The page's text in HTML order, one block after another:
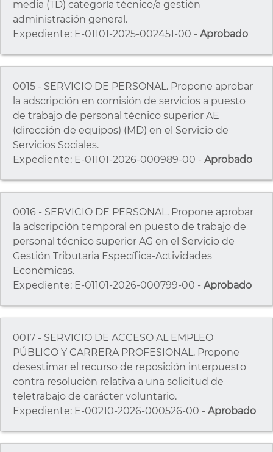
media (TD) categoría técnico/a gestión
administración general.
Expediente: E-01101-2025-002451-00 - Aprobado
0015 - SERVICIO DE PERSONAL. Propone aprobar
la adscripción en comisión de servicios a puesto
de trabajo de personal técnico superior AE
(dirección de equipos) (MD) en el Servicio de
Servicios Sociales.
Expediente: E-01101-2026-000989-00 - Aprobado
0016 - SERVICIO DE PERSONAL. Propone aprobar
la adscripción temporal en puesto de trabajo de
personal técnico superior AG en el Servicio de
Gestión Tributaria Específica-Actividades
Económicas.
Expediente: E-01101-2026-000799-00 - Aprobado
0017 - SERVICIO DE ACCESO AL EMPLEO
PÚBLICO Y CARRERA PROFESIONAL. Propone
desestimar el recurso de reposición interpuesto
contra resolución relativa a una solicitud de
teletrabajo de carácter voluntario.
Expediente: E-00210-2026-000526-00 - Aprobado